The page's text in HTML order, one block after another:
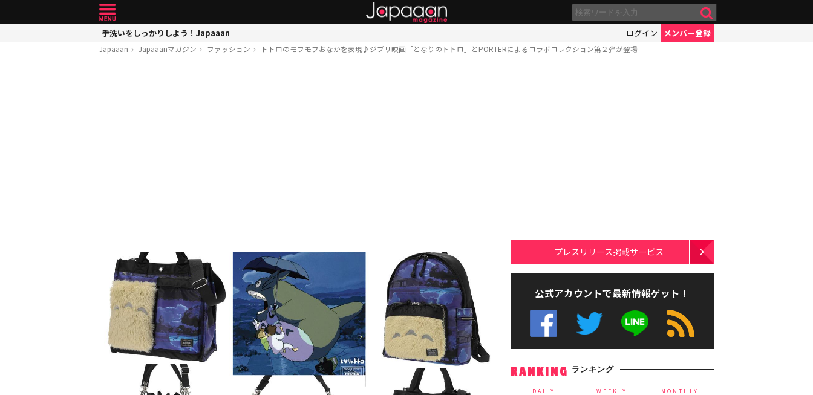
手洗いをしっかりしよう！Japaaan ログイン メンバー登録
Japaaan Japaaanマガジン ファッション トトロのモフモフおなかを表現♪ジブリ映画「となりのトトロ」とPORTERによるコラボコレクション第２弾が登場
プレスリリース掲載サービス
公式アカウントで最新情報ゲット！
RANKING ランキング
DAILY WEEKLY MONTHLY